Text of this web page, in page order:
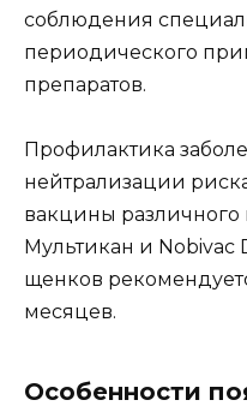
соблюдения
периодического
препаратов.
Профилактика
нейтрализации
вакцины различного
Мультикан и Nobivac
щенков
месяцев.
Особенности